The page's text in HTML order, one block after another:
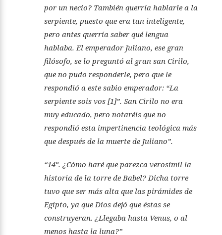
por un necio? También querría hablarle a la
serpiente, puesto que era tan inteligente,
pero antes querría saber qué lengua
hablaba. El emperador Juliano, ese gran
filósofo, se lo preguntó al gran san Cirilo,
que no pudo responderle, pero que le
respondió a este sabio emperador: “La
serpiente sois vos [1]”. San Cirilo no era
muy educado, pero notaréis que no
respondió esta impertinencia teológica más
que después de la muerte de Juliano”.
“14º. ¿Cómo haré que parezca verosímil la
historia de la torre de Babel? Dicha torre
tuvo que ser más alta que las pirámides de
Egipto, ya que Dios dejó que éstas se
construyeran. ¿Llegaba hasta Venus, o al
menos hasta la luna?”